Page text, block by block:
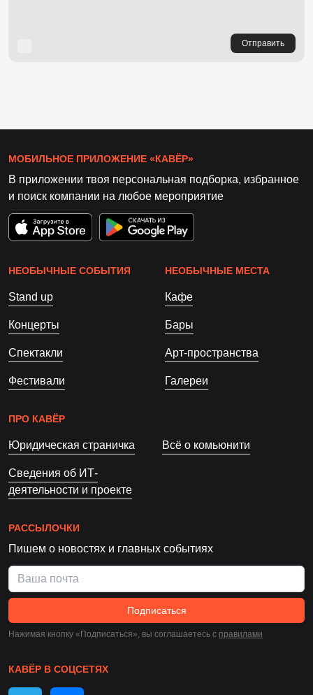
Отправить
МОБИЛЬНОЕ ПРИЛОЖЕНИЕ «КАВЁР»
В приложении твоя персональная подборка, избранное
и поиск компании на любое мероприятие
НЕОБЫЧНЫЕ СОБЫТИЯ
Stand up
Концерты
Спектакли
Фестивали
НЕОБЫЧНЫЕ МЕСТА
Кафе
Бары
Арт-пространства
Галереи
ПРО КАВЁР
Юридическая страничка Всё о комьюнити
Сведения об ИТ-
деятельности и проекте
РАССЫЛОЧКИ
Пишем о новостях и главных событиях
Подписаться
Нажимая кнопку «Подписаться», вы соглашаетесь c правилами
КАВЁР В СОЦСЕТЯХ